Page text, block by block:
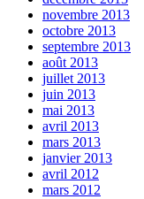
novembre 2013
octobre 2013
septembre 2013
août 2013
juillet 2013
juin 2013
mai 2013
avril 2013
mars 2013
janvier 2013
avril 2012
mars 2012